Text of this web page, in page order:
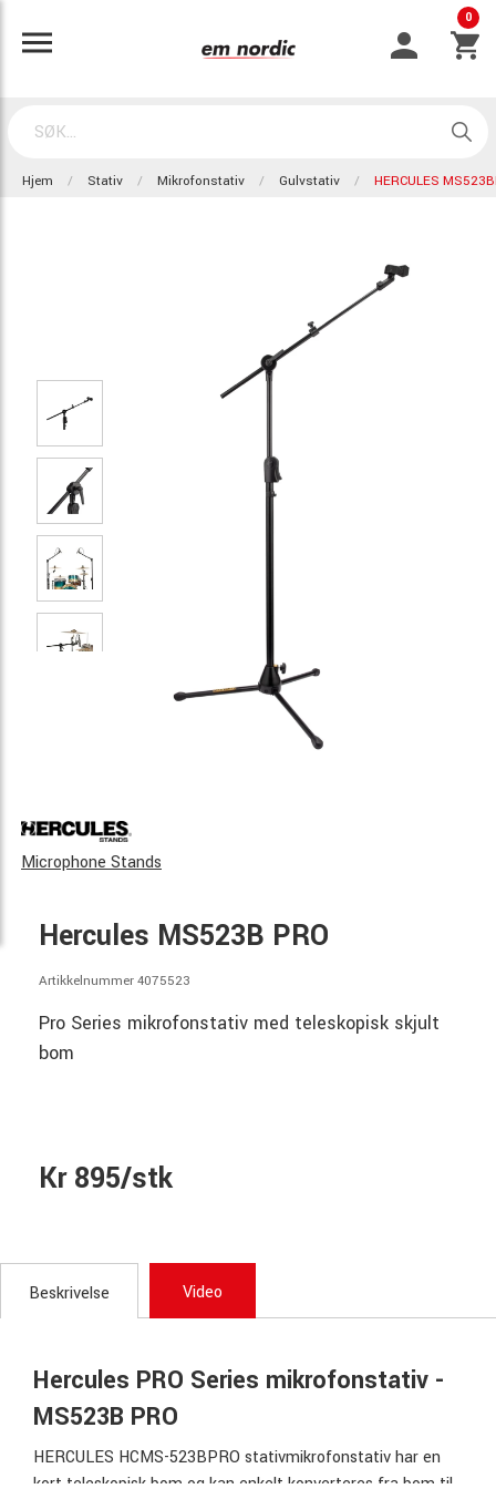
0
Hjem Stativ Mikrofonstativ Gulvstativ HERCULES
Microphone Stands
Hercules MS523B PRO
Artikkelnummer 4075523
Pro Series mikrofonstativ med teleskopisk skjult
bom
Kr 895/stk
Beskrivelse Video
Hercules PRO Series mikrofonstativ -
MS523B PRO
HERCULES HCMS-523BPRO stativmikrofonstativ har en
kort teleskopisk bom og kan enkelt konverteres fra bom til